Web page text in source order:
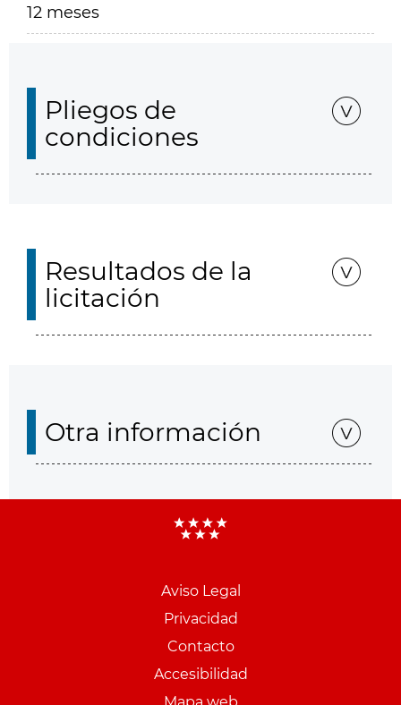
12 meses
Pliegos de
condiciones
Resultados de la
licitación
Otra información
Aviso Legal
Privacidad
Contacto
Accesibilidad